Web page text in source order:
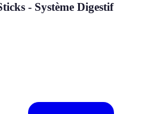
- Système Digestif